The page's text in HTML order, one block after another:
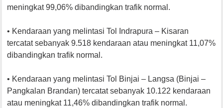
meningkat 99,06% dibandingkan trafik normal.
• Kendaraan yang melintasi Tol Indrapura – Kisaran
tercatat sebanyak 9.518 kendaraan atau meningkat 11,07%
dibandingkan trafik normal.
• Kendaraan yang melintasi Tol Binjai – Langsa (Binjai –
Pangkalan Brandan) tercatat sebanyak 10.122 kendaraan
atau meningkat 11,46% dibandingkan trafik normal.